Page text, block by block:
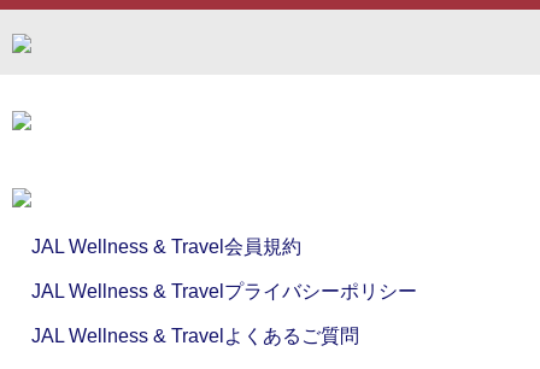
JAL Wellness & Travel会員規約
JAL Wellness & Travelプライバシーポリシー
JAL Wellness & Travelよくあるご質問